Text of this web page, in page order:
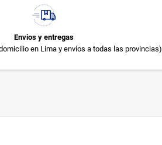
Envios y entregas
en Lima y envíos a todas las provincias)